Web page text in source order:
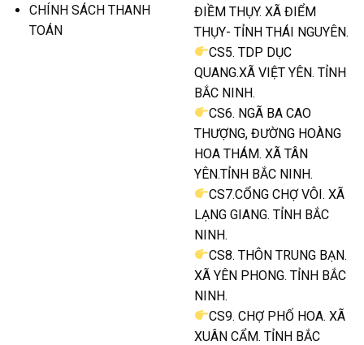
CHÍNH SÁCH THANH
TOÁN
ĐIỀM THỤY. XÃ ĐIỂM
THỤY- TỈNH THÁI NGUYÊN.
CS5. TDP DỤC
QUANG.XÃ VIỆT YÊN. TỈNH
BẮC NINH.
CS6. NGÃ BA CAO
THƯỢNG, ĐƯỜNG HOÀNG
HOA THÁM. XÃ TÂN
YÊN.TỈNH BẮC NINH.
CS7.CỔNG CHỢ VÔI. XÃ
LẠNG GIANG. TỈNH BẮC
NINH.
CS8. THÔN TRUNG BẠN.
XÃ YÊN PHONG. TỈNH BẮC
NINH.
CS9. CHỢ PHỐ HOA. XÃ
XUÂN CẨM. TỈNH BẮC